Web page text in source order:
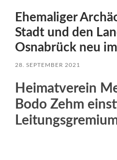
Ehemaliger
Stadt und den
Osnabrück neu
28. SEPTEMBER 2021
Heimatverein
Bodo Zehm